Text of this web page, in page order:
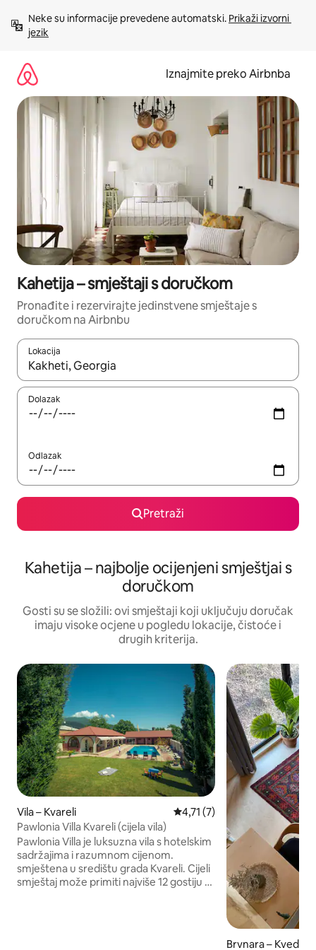
sadržaj
Neke su informacije prevedene automatski. Prikaži izvorni
jezik
Iznajmite preko Airbnba
Kahetija – smještaji s doručkom
Pronađite i rezervirajte jedinstvene smještaje s
doručkom na Airbnbu
Lokacija
Kada budu dostupni rezultati, moći ćete ih pregledati
Dolazak
Odlazak
Pretraži
Kahetija – najbolje ocijenjeni smještjai s
doručkom
Gosti su se složili: ovi smještaji koji uključuju doručak
imaju visoke ocjene u pogledu lokacije, čistoće i
drugih kriterija.
Vila – Kvareli Prosječna ocjena: 4,71/5,
4,71 (7)
Pawlonia Villa Kvareli (cijela vila)
Pawlonia Villa je luksuzna vila s hotelskim
sadržajima i razumnom cijenom.
smještena u središtu grada Kvareli. Cijeli
smještaj može primiti najviše 12 gostiju u
Brvnara – Kveda